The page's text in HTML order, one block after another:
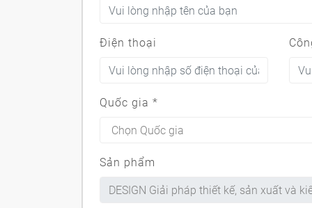
Điện thoại
Quốc gia *
Sản phẩm